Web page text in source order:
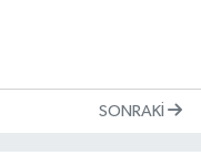
SONRAKI